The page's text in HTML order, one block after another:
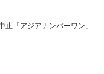
止「アジアナンバーワン」